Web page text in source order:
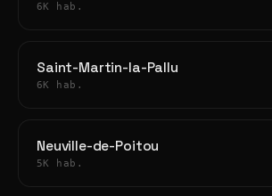
6K hab.
Saint-Martin-la-Pallu
6K hab.
Neuville-de-Poitou
5K hab.